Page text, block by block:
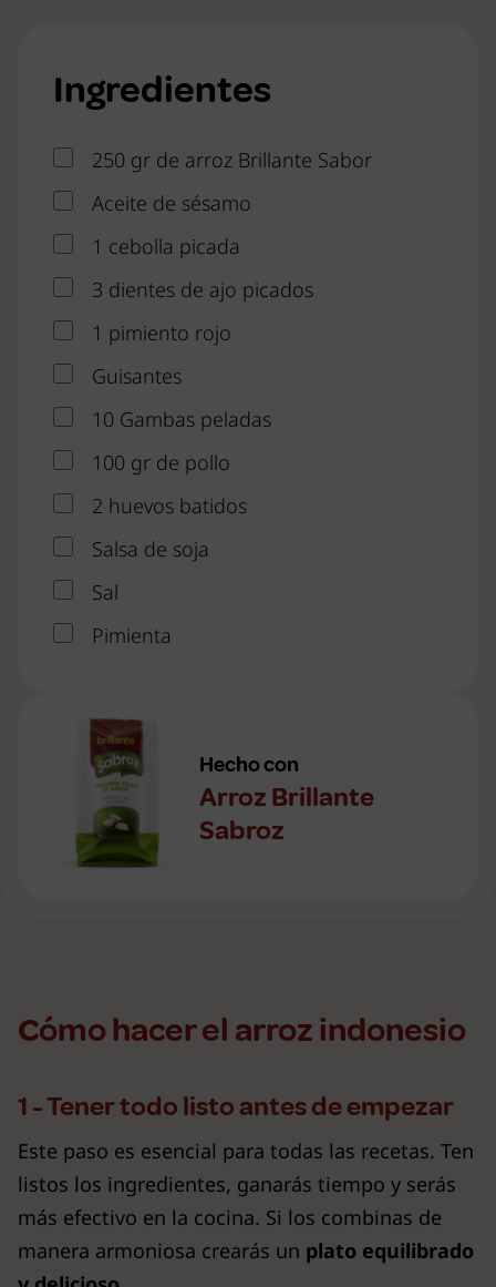
Ingredientes
250 gr de arroz Brillante Sabor
Aceite de sésamo
1 cebolla picada
3 dientes de ajo picados
1 pimiento rojo
Guisantes
10 Gambas peladas
100 gr de pollo
2 huevos batidos
Salsa de soja
Sal
Pimienta
Hecho con
Arroz Brillante
Sabroz
Cómo hacer el arroz indonesio
1 - Tener todo listo antes de empezar
Este paso es esencial para todas las recetas. Ten
listos los ingredientes, ganarás tiempo y serás
más efectivo en la cocina. Si los combinas de
manera armoniosa crearás un plato equilibrado